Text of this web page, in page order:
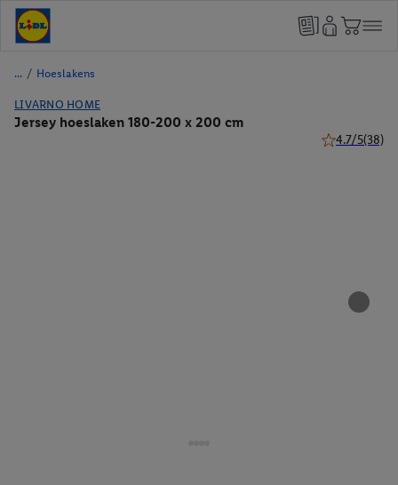
/ Hoeslakens
LIVARNO HOME
Jersey hoeslaken 180-200 x 200 cm
4.7/5(38)